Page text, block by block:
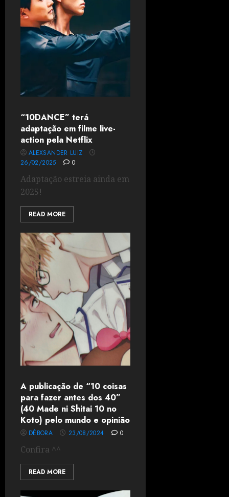
“10DANCE” terá
adaptação em filme live-
action pela Netflix
ALEXSANDER LUIZ
26/02/2025
0
Adaptação estreia ainda em
2025!
READ MORE
A publicação de “10 coisas
para fazer antes dos 40”
(40 Made ni Shitai 10 no
Koto) pelo mundo e opinião
DÉBORA 23/08/2024 0
Confira ^^
READ MORE